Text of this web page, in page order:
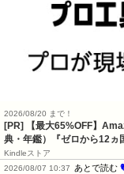
2026/08/20 まで！
[PR]
【最大65%OFF】
典・年鑑）『ゼロから12ヵ
Kindleストア
2026/08/07 10:37
あとで読む